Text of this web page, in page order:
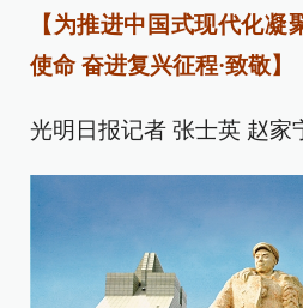
【为推进中国式现代化凝
使命 奋进复兴征程·致敬】
光明日报记者 张士英 赵家